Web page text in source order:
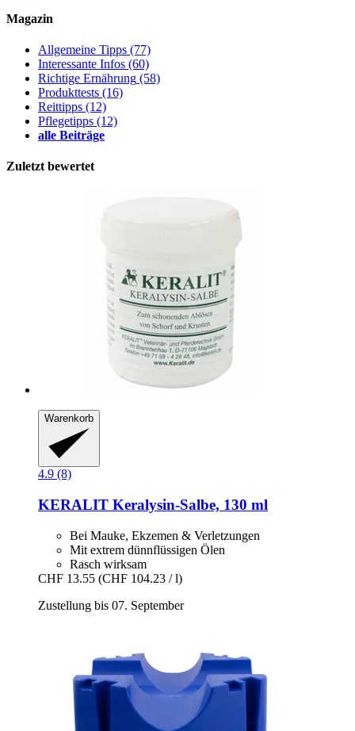
Magazin
Allgemeine Tipps (77)
Interessante Infos (60)
Richtige Ernährung (58)
Produkttests (16)
Reittipps (12)
Pflegetipps (12)
alle Beiträge
Zuletzt bewertet
Warenkorb
4.9 (8)
KERALIT Keralysin-​Salbe, 130 ml
Bei Mauke, Ekzemen & Verletzungen
Mit extrem dünnflüssigen Ölen
Rasch wirksam
CHF 13.55 (CHF 104.23 / l)
Zustellung bis 07. September